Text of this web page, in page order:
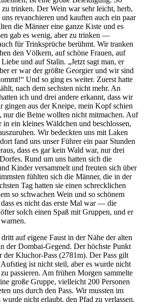
trinken. Der Wein war sehr leicht, herb,
revanchieren und kauften auch ein paar
die Männer eine ganze Kiste und es
gab es wenig, aber zu trinken —
für Trinksprüche berühmt. Wir tranken
den Völkern, auf schöne Frauen, auf
und auf Stalin.
Jetzt sagt man, er
er war der größte Georgier und wir sind
Und so ging es weiter. Zuerst hatte
nach dem sechsten nicht mehr. An
ich und drei andere erkannt, dass wir
gingen aus der Kneipe, mein Kopf schien
nur die Beine wollten nicht mitmachen. Auf
ein kleines Wäldchen und beschlossen,
Wir bedeckten uns mit Laken
fand uns unser Führer ein paar Stunden
dass es gar kein Wald war, nur drei
Rund um uns hatten sich die
Kinder versammelt und freuten sich über
fühlten sich die Männer, die in der
Tag hatten sie einen schrecklichen
so schwachen Wein und so schönem
es nicht das erste Mal war — die
solch einen Spaß mit Gruppen, und er
auf eigene Faust in der Nähe der alten
der Dombai-Gegend. Der höchste Punkt
der Kluchor-Pass (2781m). Der Pass gilt
ist nicht steil, aber es wurde nicht
passieren. Am frühen Morgen sammelte
große Gruppe, vielleicht 200 Personen
uns durch den Pass. Wir mussten im
wurde nicht erlaubt, den Pfad zu verlassen.